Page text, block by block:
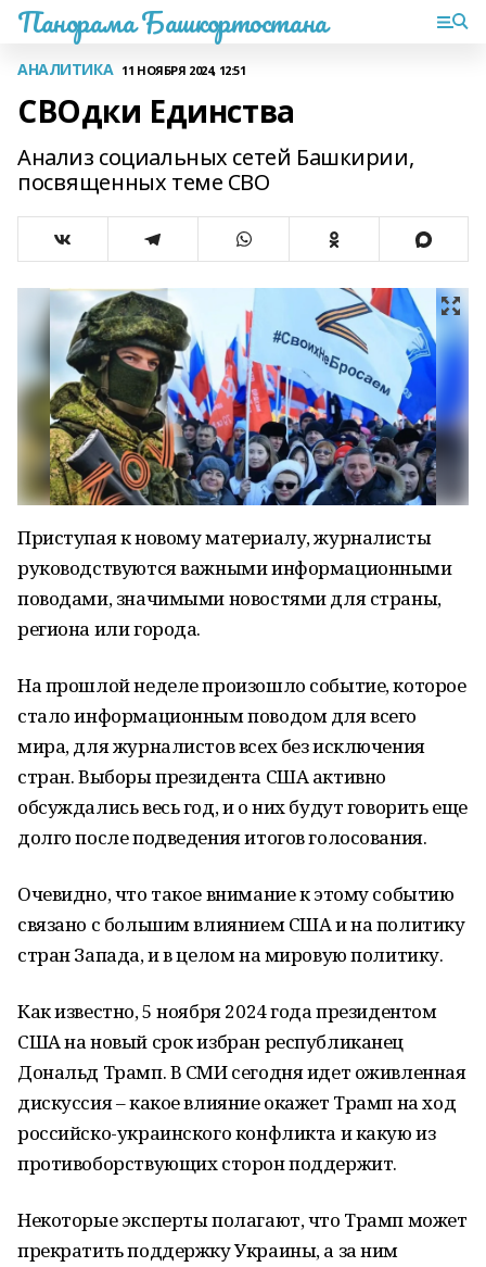
Панорама Башкортостана
АНАЛИТИКА 11 НОЯБРЯ 2024, 12:51
СВОдки Единства
Анализ социальных сетей Башкирии,
посвященных теме СВО
Приступая к новому материалу, журналисты
руководствуются важными информационными
поводами, значимыми новостями для страны,
региона или города.
На прошлой неделе произошло событие, которое
стало информационным поводом для всего
мира, для журналистов всех без исключения
стран. Выборы президента США активно
обсуждались весь год, и о них будут говорить еще
долго после подведения итогов голосования.
Очевидно, что такое внимание к этому событию
связано с большим влиянием США и на политику
стран Запада, и в целом на мировую политику.
Как известно, 5 ноября 2024 года президентом
США на новый срок избран республиканец
Дональд Трамп. В СМИ сегодня идет оживленная
дискуссия – какое влияние окажет Трамп на ход
российско-украинского конфликта и какую из
противоборствующих сторон поддержит.
Некоторые эксперты полагают, что Трамп может
прекратить поддержку Украины, а за ним